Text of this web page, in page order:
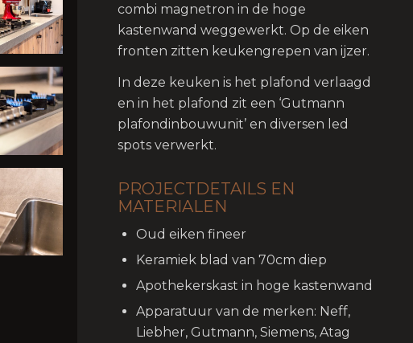
combi magnetron in de hoge
kastenwand weggewerkt. Op de eiken
fronten zitten keukengrepen van ijzer.
In deze keuken is het plafond verlaagd
en in het plafond zit een ‘Gutmann
plafondinbouwunit’ en diversen led
spots verwerkt.
PROJECTDETAILS EN
MATERIALEN
Oud eiken fineer
Keramiek blad van 70cm diep
Apothekerskast in hoge kastenwand
Apparatuur van de merken: Neff,
Liebher, Gutmann, Siemens, Atag